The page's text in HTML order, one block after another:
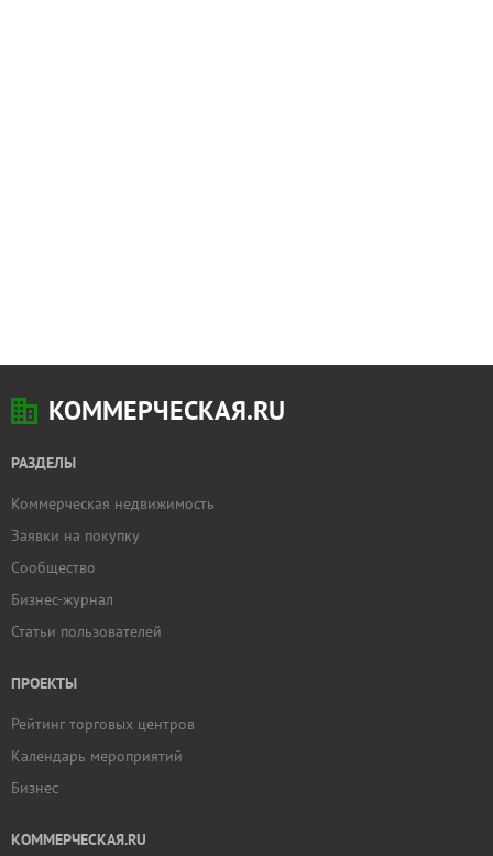
КОММЕРЧЕСКАЯ.RU
РАЗДЕЛЫ
Коммерческая недвижимость
Заявки на покупку
Сообщество
Бизнес-журнал
Статьи пользователей
ПРОЕКТЫ
Рейтинг торговых центров
Календарь мероприятий
Бизнес
КОММЕРЧЕСКАЯ.RU